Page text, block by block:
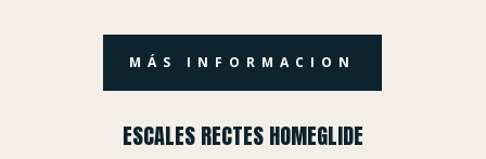
MÁS INFORMACION
ESCALES RECTES HOMEGLIDE